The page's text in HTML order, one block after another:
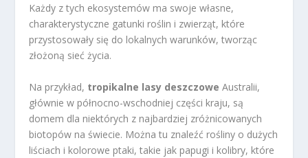
Każdy z tych ekosystemów ma swoje własne,
charakterystyczne gatunki roślin i zwierząt, które
przystosowały się do lokalnych warunków, tworząc
złożoną sieć życia.
Na przykład, tropikalne lasy deszczowe Australii,
głównie w północno-wschodniej części kraju, są
domem dla niektórych z najbardziej zróżnicowanych
biotopów na świecie. Można tu znaleźć rośliny o dużych
liściach i kolorowe ptaki, takie jak papugi i kolibry, które